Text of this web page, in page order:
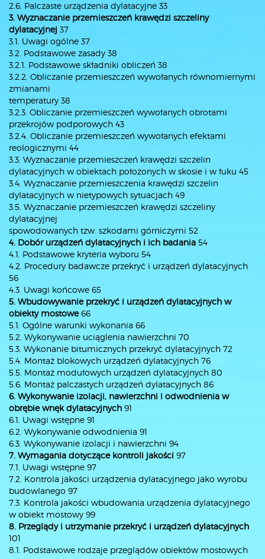
2.6. Palczaste urządzenia dylatacyjne 33
3. Wyznaczanie przemieszczeń krawędzi szczeliny
dylatacyjnej 37
3.1. Uwagi ogólne 37
3.2. Podstawowe zasady 38
3.2.1. Podstawowe składniki obliczeń 38
3.2.2. Obliczanie przemieszczeń wywołanych równomiernymi
zmianami
temperatury 38
3.2.3. Obliczanie przemieszczeń wywołanych obrotami
przekrojów podporowych 43
3.2.4. Obliczanie przemieszczeń wywołanych efektami
reologicznymi 44
3.3. Wyznaczanie przemieszczeń krawędzi szczelin
dylatacyjnych w obiektach położonych w skosie i w łuku 45
3.4. Wyznaczanie przemieszczenia krawędzi szczelin
dylatacyjnych w nietypowych sytuacjach 49
3.5. Wyznaczanie przemieszczeń krawędzi szczeliny
dylatacyjnej
spowodowanych tzw. szkodami górniczymi 52
4. Dobór urządzeń dylatacyjnych i ich badania 54
4.1. Podstawowe kryteria wyboru 54
4.2. Procedury badawcze przekryć i urządzeń dylatacyjnych
56
4.3. Uwagi końcowe 65
5. Wbudowywanie przekryć i urządzeń dylatacyjnych w
obiekty mostowe66
5.1. Ogólne warunki wykonania 66
5.2. Wykonywanie uciąglenia nawierzchni 70
5.3. Wykonanie bitumicznych przekryć dylatacyjnych 72
5.4. Montaż blokowych urządzeń dylatacyjnych 76
5.5. Montaż modułowych urządzeń dylatacyjnych 80
5.6. Montaż palczastych urządzeń dylatacyjnych 86
6. Wykonywanie izolacji, nawierzchni i odwodnienia w
obrębie wnęk dylatacyjnych 91
6.1. Uwagi wstępne 91
6.2. Wykonywanie odwodnienia 91
6.3. Wykonywanie izolacji i nawierzchni 94
7. Wymagania dotyczące kontroli jakości 97
7.1. Uwagi wstępne 97
7.2. Kontrola jakości urządzenia dylatacyjnego jako wyrobu
budowlanego 97
7.3. Kontrola jakości wbudowania urządzenia dylatacyjnego
w obiekt mostowy 99
8. Przeglądy i utrzymanie przekryć i urządzeń dylatacyjnych
101
8.1. Podstawowe rodzaje przeglądów obiektów mostowych